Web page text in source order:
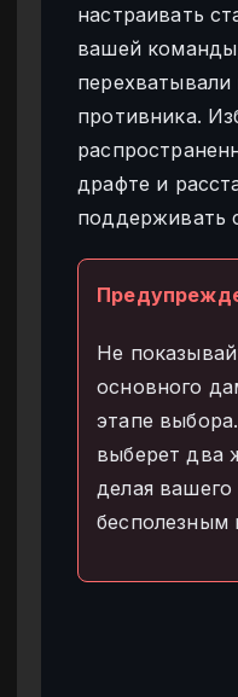
настраивать
вашей
противника.
драфте и
поддерживать
Не
основного
этапе
выберет два
делая вашего
бесполезным